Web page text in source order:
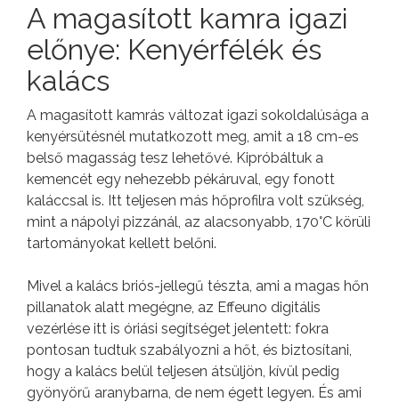
A magasított kamra igazi
előnye: Kenyérfélék és
kalács
A magasított kamrás változat igazi sokoldalúsága a
kenyérsütésnél mutatkozott meg, amit a 18 cm-es
belső magasság tesz lehetővé. Kipróbáltuk a
kemencét egy nehezebb pékáruval, egy fonott
kaláccsal is. Itt teljesen más hőprofilra volt szükség,
mint a nápolyi pizzánál, az alacsonyabb, 170°C körüli
tartományokat kellett belőni.
Mivel a kalács briós-jellegű tészta, ami a magas hőn
pillanatok alatt megégne, az Effeuno digitális
vezérlése itt is óriási segítséget jelentett: fokra
pontosan tudtuk szabályozni a hőt, és biztosítani,
hogy a kalács belül teljesen átsüljön, kívül pedig
gyönyörű aranybarna, de nem égett legyen. És ami